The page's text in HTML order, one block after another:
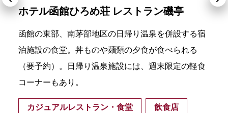
ホテル函館ひろめ荘 レストラン磯亭
函館の東部、南茅部地区の日帰り温泉を併設する宿
泊施設の食堂。丼ものや麺類の夕食が食べられる
（要予約）。日帰り温泉施設には、週末限定の軽食
コーナーもあり。
カジュアルレストラン・食堂
飲食店